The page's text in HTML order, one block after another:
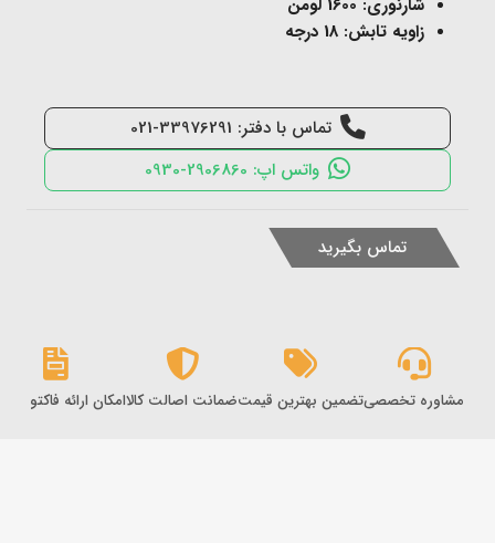
شارنوری: 1600 لومن
زاویه تابش: 18 درجه
تماس با دفتر: 33976291-021
واتس اپ: 2906860-0930
تماس بگیرید
مشاوره تخصصیتضمین بهترین قیمتضمانت اصالت کالاامکان ارائه فاکتور